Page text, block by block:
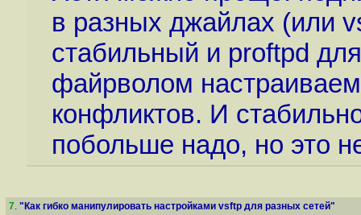
в разных джайлах (или
стабильный и proftpd
файрволом
конфликтов. И
побольше надо, но это
7. "Как гибко манипулировать настройками vsftp для разных сетей"